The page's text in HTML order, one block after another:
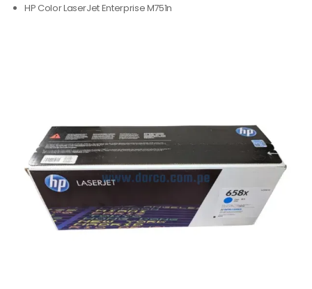
HP Color LaserJet Enterprise M751n